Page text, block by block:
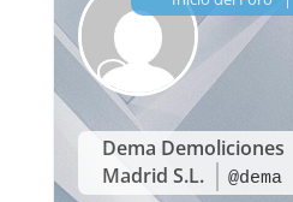
Dema Demoliciones
Madrid S.L.
@dema